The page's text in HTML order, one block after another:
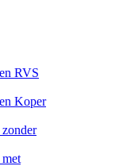
RVS
Koper